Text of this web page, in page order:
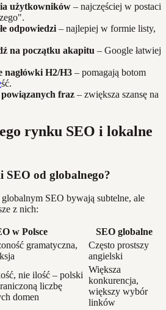
użytkowników – najczęściej w postaci
odpowiedzi – najlepiej w formie listy,
na początku akapitu – Google łatwiej
nagłówki H2/H3 – pomagają botom
ść.
fraz – zwiększa szansę na
rynku SEO i lokalne
SEO od globalnego?
SEO bywają subtelne, ale
z nich:
w Polsce
SEO globalne
gramatyczna,
Często prostszy
angielski
nie ilość – polski
liczbę
domen
Większa
konkurencja,
większy wybór
linków